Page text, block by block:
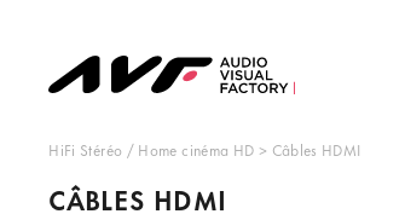
HiFi Stéréo / Home cinéma HD > Câbles HDMI
CÂBLES HDMI